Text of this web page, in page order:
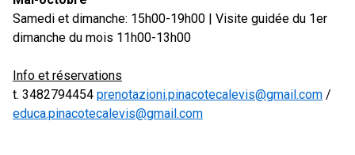
Samedi et dimanche: 15h00-19h00 | Visite guidée du 1er
dimanche du mois 11h00-13h00
Info et réservations
t. 3482794454 prenotazioni.pinacotecalevis@gmail.com /
educa.pinacotecalevis@gmail.com